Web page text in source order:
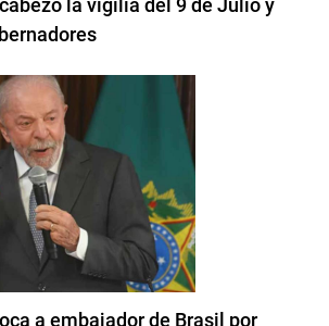
la vigilia del 9 de Julio y
a embajador de Brasil por